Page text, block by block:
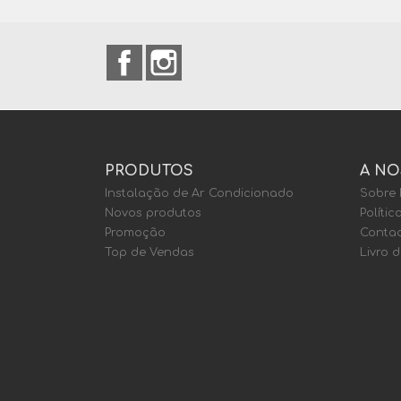
Facebook
PRODUTOS
Instalação de Ar Condicionado
Novos produtos
Promoção
Top de Vendas
A
Sobre
Livro